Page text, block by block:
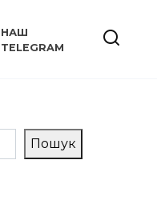
НАШ
TELEGRAM
Пошук